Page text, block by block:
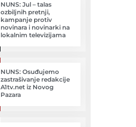
NUNS: Jul – talas
ozbiljnih pretnji,
kampanje protiv
novinara i novinarki na
lokalnim televizijama
NUNS: Osuđujemo
zastrašivanje redakcije
A1tv.net iz Novog
Pazara